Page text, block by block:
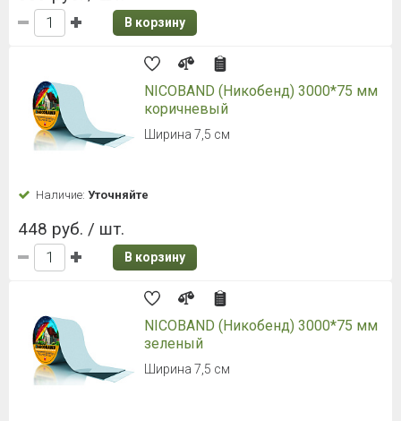
В корзину
NICOBAND (Никобенд) 3000*75 мм
коричневый
Ширина 7,5 см
Наличие: Уточняйте
448 руб. / шт.
В корзину
NICOBAND (Никобенд) 3000*75 мм
зеленый
Ширина 7,5 см